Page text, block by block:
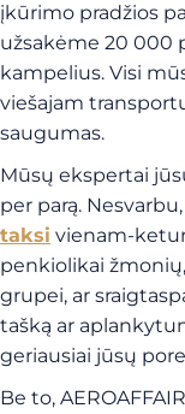
įkūrimo pradžios
užsakėme 20 000
kampelius. Visi
viešajam
saugumas.
Mūsų ekspertai
per parą.
taksi vienam-
penkiolikai
grupei, ar
tašką ar
geriausiai jūsų
Be to,